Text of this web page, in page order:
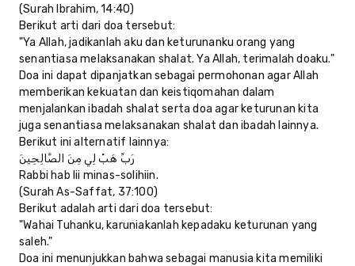
(Surah Ibrahim, 14:40)
Berikut arti dari doa tersebut:
"Ya Allah, jadikanlah aku dan keturunanku orang yang
senantiasa melaksanakan shalat. Ya Allah, terimalah doaku."
Doa ini dapat dipanjatkan sebagai permohonan agar Allah
memberikan kekuatan dan keistiqomahan dalam
menjalankan ibadah shalat serta doa agar keturunan kita
juga senantiasa melaksanakan shalat dan ibadah lainnya.
Berikut ini alternatif lainnya:
رَبِّ هَبْ لِي مِنَ الصَّالِحِينَ
Rabbi hab lii minas-solihiin.
(Surah As-Saffat, 37:100)
Berikut adalah arti dari doa tersebut:
"Wahai Tuhanku, karuniakanlah kepadaku keturunan yang
saleh."
Doa ini menunjukkan bahwa sebagai manusia kita memiliki